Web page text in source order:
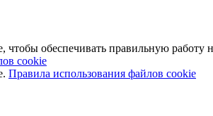
обеспечивать правильную работу
cookie
Правила использования файлов cookie